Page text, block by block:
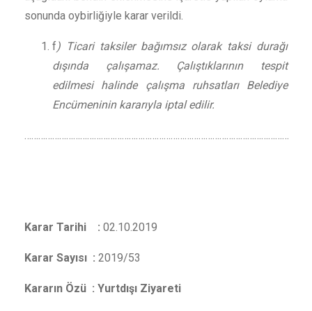
sonunda oybirliğiyle karar verildi.
f) Ticari taksiler bağımsız olarak taksi durağı
dışında çalışamaz. Çalıştıklarının tespit
edilmesi halinde çalışma ruhsatları Belediye
Encümeninin kararıyla iptal edilir.
Karar Tarihi : 02.10.2019
Karar Sayısı : 2019/53
Kararın Özü : Yurtdışı Ziyareti